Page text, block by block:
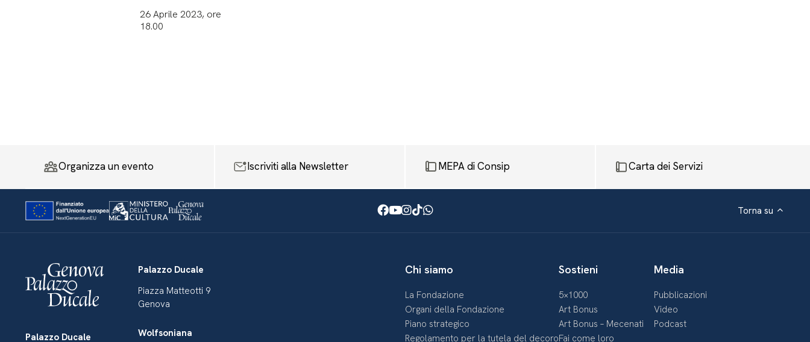
26 Aprile 2023, ore
18.00
Organizza un evento Iscriviti alla Newsletter MEPA di Consip Carta dei Servizi
Facebook
Youtube
Instagram
TikTok
WhatsApp Torna su
Palazzo Ducale
Palazzo Ducale
Piazza Matteotti 9
Genova
Wolfsoniana
Chi siamo
La Fondazione
Organi della Fondazione
Piano strategico
Regolamento per la tutela del decoro
Sostieni
5×1000
Art Bonus
Art Bonus – Mecenati
Fai come loro
Media
Pubblicazioni
Video
Podcast